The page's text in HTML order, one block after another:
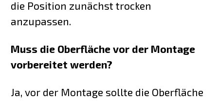
die Position zunächst trocken
anzupassen.
Muss die Oberfläche vor der Montage
vorbereitet werden?
Ja, vor der Montage sollte die Oberfläche